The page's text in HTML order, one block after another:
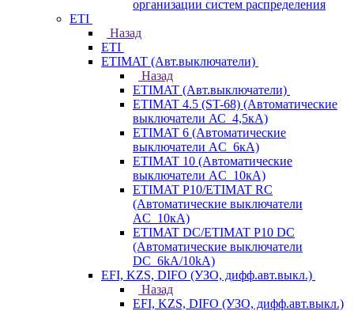
организации систем распределения
ETI
Назад
ETI
ETIMAT (Авт.выключатели)
Назад
ETIMAT (Авт.выключатели)
ETIMAT 4.5 (ST-68) (Автоматические
выключатели АС_4,5кА)
ETIMAT 6 (Автоматические
выключатели AC_6кА)
ETIMAT 10 (Автоматические
выключатели AC_10кА)
ETIMAT P10/ETIMAT RC
(Автоматические выключатели
AC_10кА)
ETIMAT DC/ETIMAT P10 DC
(Автоматические выключатели
DC_6kA/10kA)
EFI, KZS, DIFO (УЗО, дифф.авт.выкл.)
Назад
EFI, KZS, DIFO (УЗО, дифф.авт.выкл.)